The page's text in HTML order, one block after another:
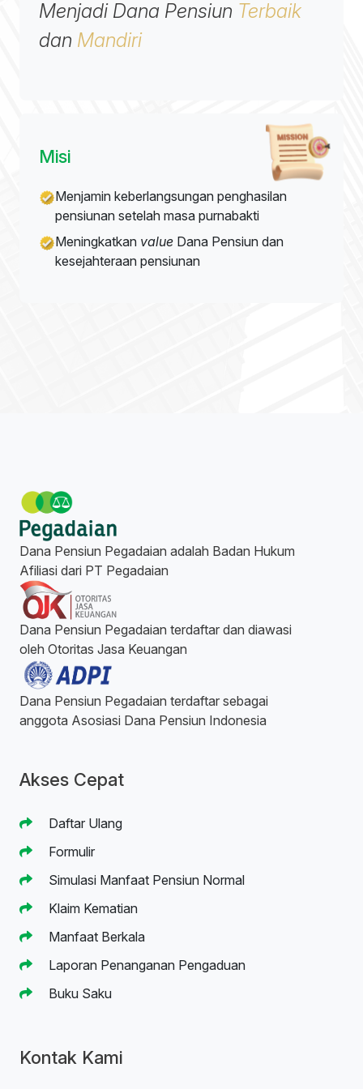
Menjadi Dana Pensiun Terbaik
dan Mandiri
Misi
Menjamin keberlangsungan penghasilan
pensiunan setelah masa purnabakti
Meningkatkan value Dana Pensiun dan
kesejahteraan pensiunan
Dana Pensiun Pegadaian adalah Badan Hukum
Afiliasi dari PT Pegadaian
Dana Pensiun Pegadaian terdaftar dan diawasi
oleh Otoritas Jasa Keuangan
Dana Pensiun Pegadaian terdaftar sebagai
anggota Asosiasi Dana Pensiun Indonesia
Akses Cepat
Daftar Ulang
Formulir
Simulasi Manfaat Pensiun Normal
Klaim Kematian
Manfaat Berkala
Laporan Penanganan Pengaduan
Buku Saku
Kontak Kami